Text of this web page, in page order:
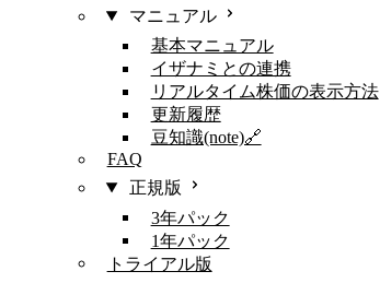
マニュアル
基本マニュアル
イザナミとの連携
リアルタイム株価の表示方法
更新履歴
豆知識(note)🔗
FAQ
正規版
3年パック
1年パック
トライアル版